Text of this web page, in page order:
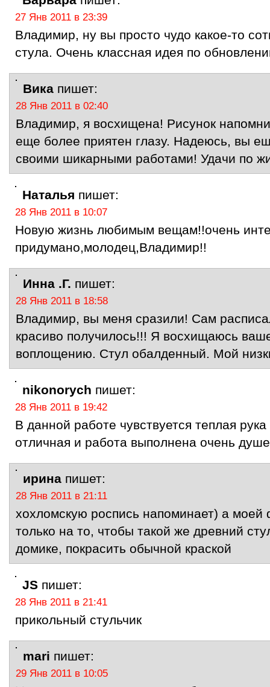
27 Янв 2011 в 23:39
Владимир, ну вы просто чудо какое-то
стула. Очень классная идея по
Вика пишет:
28 Янв 2011 в 02:40
Владимир, я восхищена! Рисунок
еще более приятен глазу. Надеюсь, вы
своими шикарными работами! Удачи по
Наталья пишет:
28 Янв 2011 в 10:07
Новую жизнь любимым вещам!!очень
придумано,молодец,Владимир!!
Инна .Г. пишет:
28 Янв 2011 в 18:58
Владимир, вы меня сразили! Сам
красиво получилось!!! Я восхищаюсь
воплощению. Стул обалденный. Мой
nikonorych пишет:
28 Янв 2011 в 19:42
В данной работе чувствуется теплая
отличная и работа выполнена очень
ирина пишет:
28 Янв 2011 в 21:11
хохломскую роспись напоминает) а моей
только на то, чтобы такой же древний
домике, покрасить обычной краской
JS пишет:
28 Янв 2011 в 21:41
прикольный стульчик
mari пишет:
29 Янв 2011 в 10:05